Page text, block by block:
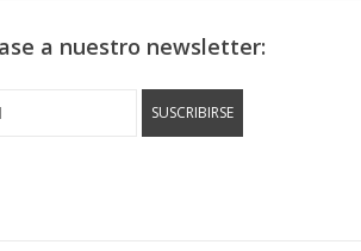
a nuestro newsletter:
SUSCRIBIRSE